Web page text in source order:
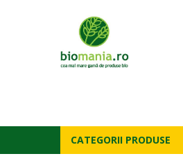
CATEGORII PRODUSE